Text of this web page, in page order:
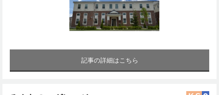
記事の詳細はこちら